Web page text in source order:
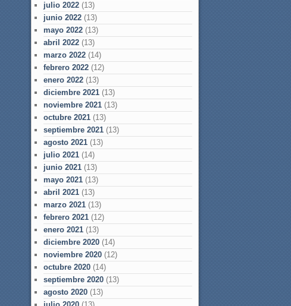
julio 2022 (13)
junio 2022 (13)
mayo 2022 (13)
abril 2022 (13)
marzo 2022 (14)
febrero 2022 (12)
enero 2022 (13)
diciembre 2021 (13)
noviembre 2021 (13)
octubre 2021 (13)
septiembre 2021 (13)
agosto 2021 (13)
julio 2021 (14)
junio 2021 (13)
mayo 2021 (13)
abril 2021 (13)
marzo 2021 (13)
febrero 2021 (12)
enero 2021 (13)
diciembre 2020 (14)
noviembre 2020 (12)
octubre 2020 (14)
septiembre 2020 (13)
agosto 2020 (13)